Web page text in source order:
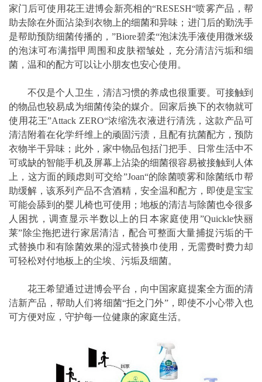
家门后可使用花王进博会新亮相的“RESESH“喷雾产品，帮
助去除在外面沾染到衣物上的细菌和异味；进门后的勤洗手
是帮助预防细菌传播的，”Biore碧柔“泡沫洗手液使用微米级
的泡沫可布满指甲周围和皮肤褶皱处，充分清洁污垢和细
菌，温和的配方可以让小朋友也安心使用。
不仅是个人卫生，清洁习惯的养成也很重要。可接触到
的物品也较易成为细菌传染的媒介。回家后换下的衣物就可
使用花王”Attack ZERO“浓缩洗衣液进行清洗，这款产品可
清洁附着在化学纤维上的顽固污渍，且配有抗菌配方，预防
衣物半干异味；此外，家中物品包括门把手、日常生活中不
可或缺的智能手机及屏幕上沾染的细菌很容易被接触到人体
上，这方面的顾虑则可交给”Joan“的除菌喷雾和除菌纸巾帮
助缓解，该系列产品不含酒精，安全温和配方，即使是宝宝
可能会舔到的婴儿椅也可使用；地板的清洁与除菌也令很多
人困扰，调查显示半数以上的日本家庭使用”Quickle快丽
莱”除尘拖把进行家居清洁，配合可整面大量捕捉污垢的干
式替换巾和有除菌效果的湿式替换巾使用，无需费时费力却
可轻松对付地板上的尘埃、污垢及细菌。
花王希望通过进博会平台，向中国家庭提案全方面的清
洁新产品，帮助人们将细菌“拒之门外”，即使不小心带入也
可方便对应，守护每一位健康的家庭生活。